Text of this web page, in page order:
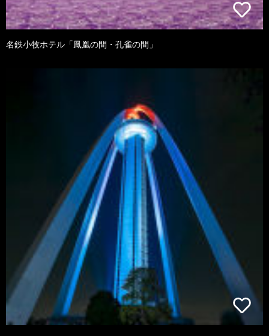
名鉄小牧ホテル「鳳凰の間・孔雀の間」